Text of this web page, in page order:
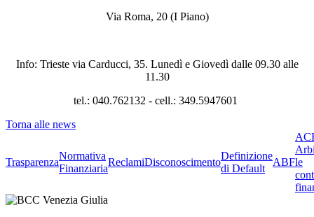
Via Roma, 20 (I Piano)
Info: Trieste via Carducci, 35. Lunedì e Giovedì dalle 09.30 alle
11.30
tel.: 040.762132 - cell.: 349.5947601
Torna alle news
Trasparenza
Normativa
Finanziaria
ReclamiDisconoscimento
Definizione
di Default
ABFle